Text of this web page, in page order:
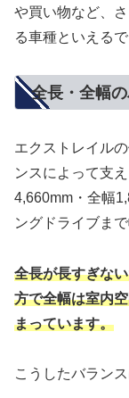
や買い物など、
る車種といえるで
全長・全幅
エクストレイル
ンスによって支
4,660mm・全幅
ングドライブま
全長が長すぎな
方で全幅は室内
まっています。
こうしたバラン